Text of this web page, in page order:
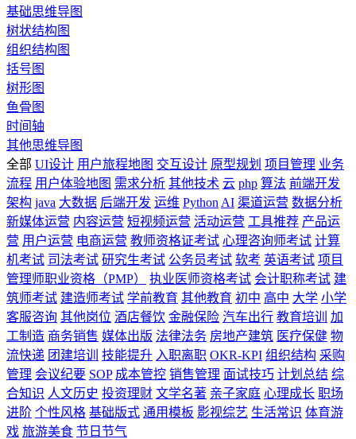
基础思维导图
树状结构图
组织结构图
括号图
树形图
鱼骨图
时间轴
其他思维导图
全部 UI设计 用户旅程地图 交互设计 原型规划 项目管理 业务
流程 用户体验地图 需求分析 其他技术 云 php 算法 前端开发
架构 java 大数据 后端开发 运维 Python AI 渠道运营 数据分析
新媒体运营 内容运营 短视频运营 活动运营 工具推荐 产品运
营 用户运营 电商运营 教师资格证考试 心理咨询师考试 计算
机考试 司法考试 研究生考试 公务员考试 软考 英语考试 项目
管理师职业资格（PMP）
执业医师资格考试 会计职称考试 建
筑师考试 建造师考试 学前教育 其他教育 初中 高中 大学 小学
客服咨询 其他岗位 酒店餐饮 金融保险 汽车出行 教育培训
加
工制造 商务销售 媒体出版 法律法务 房地产建筑 医疗保健 物
流快递 团建培训 技能提升 入职离职 OKR-KPI 组织结构 采购
管理 会议纪要 SOP 成本管控 销售管理 面试技巧 计划总结 综
合知识 人文历史 投资理财 文学名著 亲子家庭 心理成长 职场
进阶 个性风格 基础版式 通用模板 影视综艺 生活常识 体育游
戏 旅游美食 节日节气